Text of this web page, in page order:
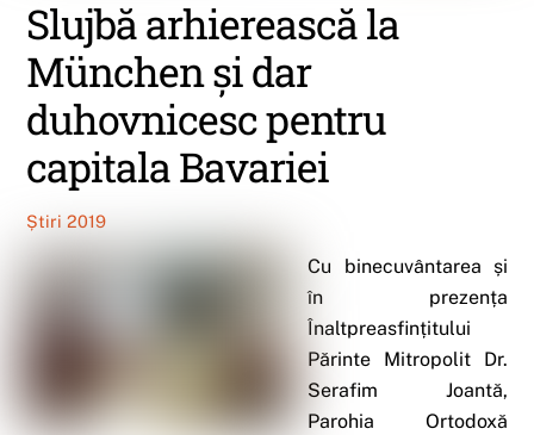
Slujbă arhierească la
München și dar
duhovnicesc pentru
capitala Bavariei
Știri 2019
Cu binecuvântarea și
în prezența
Înaltpreasfințitului
Părinte Mitropolit Dr.
Serafim Joantă,
Parohia Ortodoxă